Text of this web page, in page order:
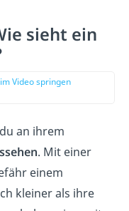
sieht ein
Video springen
an ihrem
. Mit einer
einem
kleiner als ihre